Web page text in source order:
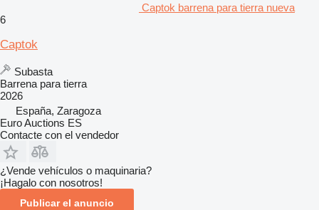
Captok barrena para tierra nueva
6
Captok
Subasta
Barrena para tierra
2026
España, Zaragoza
Euro Auctions ES
Contacte con el vendedor
¿Vende vehículos o maquinaria?
¡Hagalo con nosotros!
Publicar el anuncio